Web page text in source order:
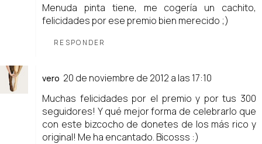
Menuda pinta tiene, me cogería un cachito,
felicidades por ese premio bien merecido ;)
RESPONDER
vero 20 de noviembre de 2012 a las 17:10
Muchas felicidades por el premio y por tus 300
seguidores! Y qué mejor forma de celebrarlo que
con este bizcocho de donetes de los más rico y
original! Me ha encantado. Bicosss :)